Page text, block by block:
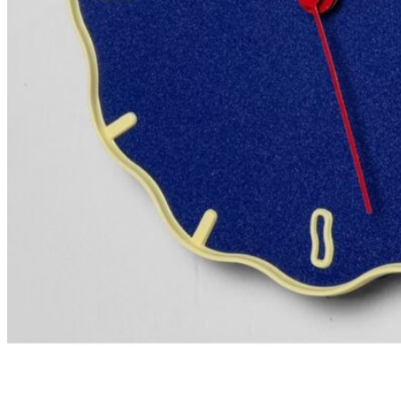
DKKTilføj til kurv
Se kurv
Kasse